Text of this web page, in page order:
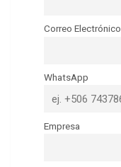
Correo Electrónico
WhatsApp
Empresa